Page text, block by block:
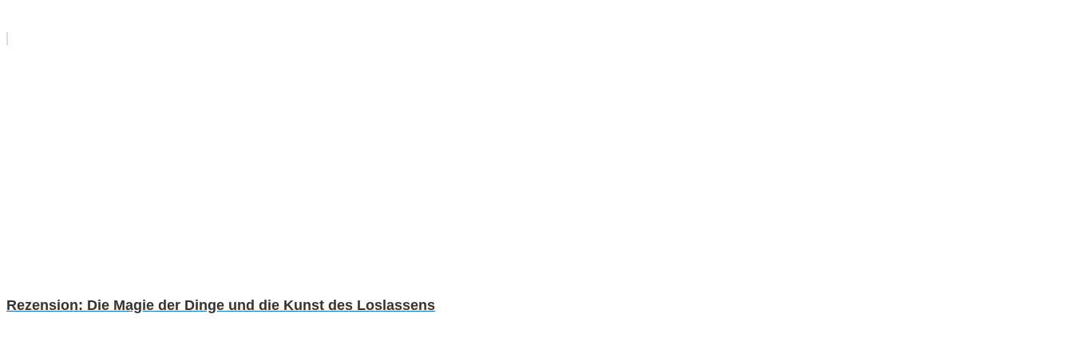
Rezension: Die Magie der Dinge und die Kunst des Loslassens